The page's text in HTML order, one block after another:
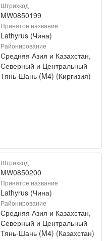
Штрихкод
MW0850199
Принятое название
Lathyrus (Чина)
Районирование
Средняя Азия и Казахстан,
Северный и Центральный
Тянь-Шань (M4) (Киргизия)
Штрихкод
MW0850200
Принятое название
Lathyrus (Чина)
Районирование
Средняя Азия и Казахстан,
Северный и Центральный
Тянь-Шань (M4) (Казахстан)